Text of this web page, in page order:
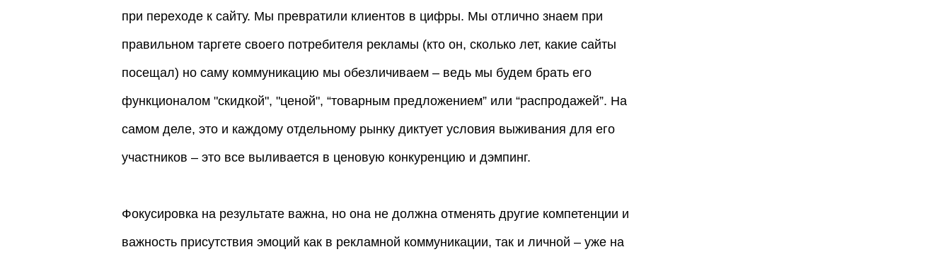
при переходе к сайту. Мы превратили клиентов в цифры. Мы отлично знаем при
правильном таргете своего потребителя рекламы (кто он, сколько лет, какие сайты
посещал) но саму коммуникацию мы обезличиваем – ведь мы будем брать его
функционалом "скидкой", "ценой", “товарным предложением” или “распродажей”. На
самом деле, это и каждому отдельному рынку диктует условия выживания для его
участников – это все выливается в ценовую конкуренцию и дэмпинг.
Фокусировка на результате важна, но она не должна отменять другие компетенции и
важность присутствия эмоций как в рекламной коммуникации, так и личной – уже на